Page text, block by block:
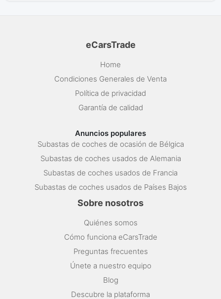
eCarsTrade
Home
Condiciones Generales de Venta
Política de privacidad
Garantía de calidad
Anuncios populares
Subastas de coches de ocasión de Bélgica
Subastas de coches usados de Alemania
Subastas de coches usados de Francia
Subastas de coches usados de Países Bajos
Sobre nosotros
Quiénes somos
Cómo funciona eCarsTrade
Preguntas frecuentes
Únete a nuestro equipo
Blog
Descubre la plataforma